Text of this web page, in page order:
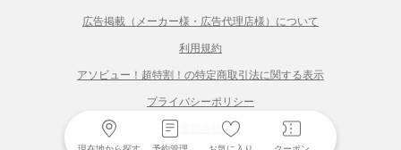
広告掲載（メーカー様・広告代理店様）について
利用規約
アソビュー！超特割！の特定商取引法に関する表示
プライバシーポリシー